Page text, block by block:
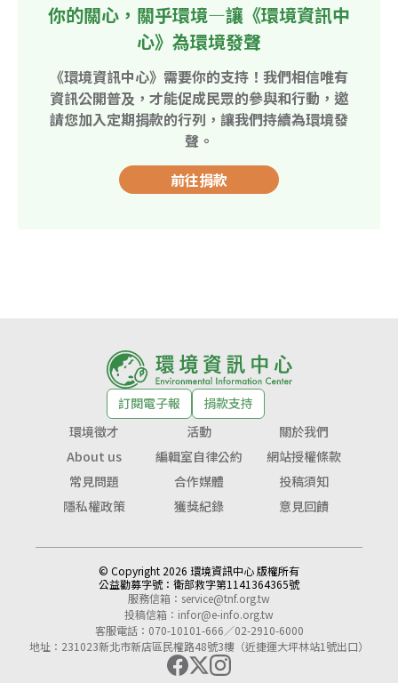
你的關心，關乎環境—讓《環境資訊中
心》為環境發聲
《環境資訊中心》需要你的支持！我們相信唯有
資訊公開普及，才能促成民眾的參與和行動，邀
請您加入定期捐款的行列，讓我們持續為環境發
聲。
前往捐款
訂閱電子報
捐款支持
環境徵才
活動
關於我們
About us
編輯室自律公約
網站授權條款
常見問題
合作媒體
投稿須知
隱私權政策
獲獎紀錄 意見回饋
© Copyright 2026 環境資訊中心 版權所有
公益勸募字號： 衛部救字第1141364365號
服務信箱： service@tnf.org.tw
投稿信箱： infor@e-info.org.tw
客服電話：070-10101-666／02-2910-6000
地址：231023新北市新店區民權路48號3樓（近捷運大坪林站1號出口）